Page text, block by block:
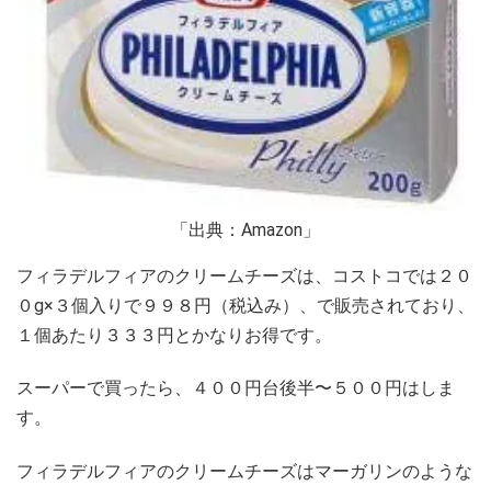
「出典：Amazon」
フィラデルフィアのクリームチーズは、コストコでは２０
０g×３個入りで９９８円（税込み）、で販売されており、
１個あたり３３３円とかなりお得です。
スーパーで買ったら、４００円台後半〜５００円はしま
す。
フィラデルフィアのクリームチーズはマーガリンのような